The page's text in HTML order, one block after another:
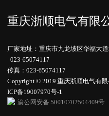
重庆浙顺电气有限
厂家地址：重庆市九龙坡区华福大
023-65074117
传真：023-65074117
Copyright © 2019 重庆浙顺电气有限
ICP备19007970号-1
渝公网安备 50010702504409号